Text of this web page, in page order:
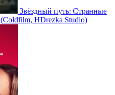
Звёздный путь: Странные
(Coldfilm, HDrezka Studio)